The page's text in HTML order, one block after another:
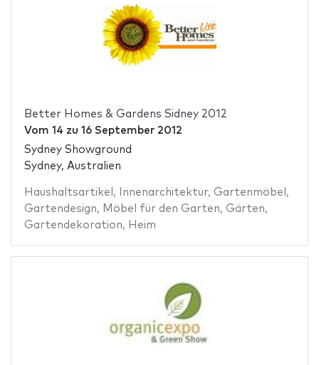
Better Homes & Gardens Sidney 2012
Vom 14 zu 16 September 2012
Sydney Showground
Sydney, Australien
Haushaltsartikel , Innenarchitektur, Gartenmöbel ,
Gartendesign, Möbel für den Garten, Gärten,
Gartendekoration, Heim